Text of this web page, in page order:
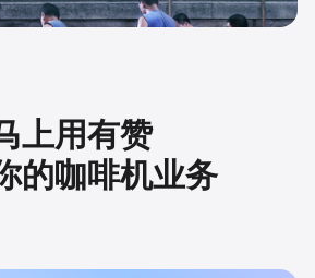
上用有赞
的咖啡机业务